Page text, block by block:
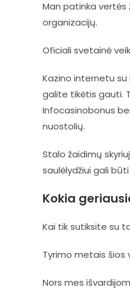
Man patinka vertės
organizacijų.
Oficiali svetainė
Kazino internetu
galite tikėtis gauti.
Infocasinobonus
nuostolių.
Stalo žaidimų
saulėlydžiui gali
Kokia
Kai tik sutiksite su
Tyrimo metais šios
Nors mes